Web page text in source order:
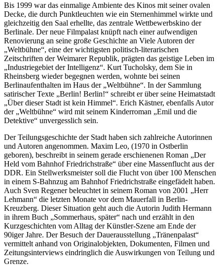
Bis 1999 war das einmalige Ambiente des Kinos mit seiner ovalen
Decke, die durch Punktleuchten wie ein Sternenhimmel wirkte und
gleichzeitig den Saal erhellte, das zentrale Wettbewerbskino der
Berlinale. Der neue Filmpalast knüpft nach einer aufwendigen
Renovierung an seine große Geschichte an Viele Autoren der
„Weltbühne“, eine der wichtigsten politisch-literarischen
Zeitschriften der Weimarer Republik, prägten das geistige Leben im
„Industriegebiet der Intelligenz“. Kurt Tucholsky, dem Sie in
Rheinsberg wieder begegnen werden, wohnte bei seinen
Berlinaufenthalten im Haus der „Weltbühne“. In der Sammlung
satirischer Texte „Berlin! Berlin!“ schreibt er über seine Heimatstadt
„Über dieser Stadt ist kein Himmel“. Erich Kästner, ebenfalls Autor
der „Weltbühne“ wird mit seinem Kinderroman „Emil und die
Detektive“ unvergesslich sein.
Der Teilungsgeschichte der Stadt haben sich zahlreiche Autorinnen
und Autoren angenommen. Maxim Leo, (1970 in Ostberlin
geboren), beschreibt in seinem gerade erschienenen Roman „Der
Held vom Bahnhof Friedrichstraße“ über eine Massenflucht aus der
DDR. Ein Stellwerksmeister soll die Flucht von über 100 Menschen
in einem S-Bahnzug am Bahnhof Friedrichstraße eingefädelt haben.
Auch Sven Regener beleuchtet in seinem Roman von 2001 „Herr
Lehmann“ die letzten Monate vor dem Mauerfall in Berlin-
Kreuzberg. Dieser Situation geht auch die Autorin Judith Hermann
in ihrem Buch „Sommerhaus, später“ nach und erzählt in den
Kurzgeschichten vom Alltag der Künstler-Szene am Ende der
90iger Jahre. Der Besuch der Dauerausstellung „Tränenpalast“
vermittelt anhand von Originalobjekten, Dokumenten, Filmen und
Zeitungsinterviews eindringlich die Auswirkungen von Teilung und
Grenze.